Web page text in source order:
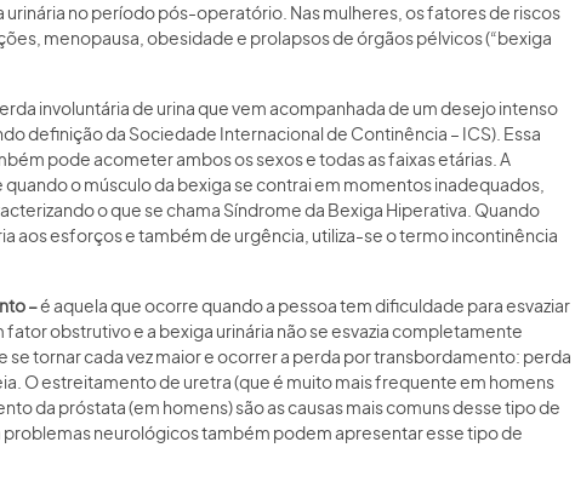
no período pós-operatório. Nas mulheres, os fatores de riscos
menopausa, obesidade e prolapsos de órgãos pélvicos (“bexiga
involuntária de urina que vem acompanhada de um desejo intenso
definição da Sociedade Internacional de Continência – ICS). Essa
pode acometer ambos os sexos e todas as faixas etárias. A
o músculo da bexiga se contrai em momentos inadequados,
o que se chama Síndrome da Bexiga Hiperativa. Quando
aos esforços e também de urgência, utiliza-se o termo incontinência
–é aquela que ocorre quando a pessoa tem dificuldade para esvaziar
obstrutivo e a bexiga urinária não se esvazia completamente
se tornar cada vez maior e ocorrer a perda por transbordamento: perda
O estreitamento de uretra (que é muito mais frequente em homens
da próstata (em homens) são as causas mais comuns desse tipo de
neurológicos também podem apresentar esse tipo de